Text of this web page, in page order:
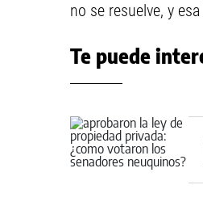
no se resuelve, y
Te puede